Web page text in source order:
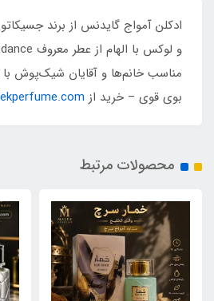
ادکلن آمواج گایدنس از برند
مناسب خانم‌ها و آقایان شیک‌پوش با
بوی قوی – خرید از
محصولات مرتبط